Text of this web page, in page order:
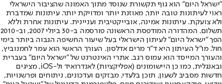
"ישראל היום" הוא גוף תקשורת שנוסד מתוך האמונה שהציבור הישראלי
ראוי לעיתונות טובה יותר, מאוזנת יותר ומדויקת יותר. עיתונות שמדברת
ולא צועקת. עיתונות אמינה, אובייקטיבית ועניינית. עיתונות אחרת וללא
תשלום. המהדורה המודפסת הראשונה פורסמה ב-30 ביולי 2007, וב-2010
הפך "ישראל היום" לעיתון הישראלי בעל שיעור החשיפה הגבוה ביותר בימי
חול. מו"ל העיתון היא ד"ר מרים אדלסון. העורך הראשי הוא עמר לחמנוביץ,
והעורך המייסד הוא עמוס רגב. אתרי האינטרנט של "ישראל היום" בעברית
ובאנגלית, כמו כן היישומונים (אפליקציות) לאנדרואיד ול-iOS, מציגים
חדשות מסביב לשעון, תוכן בלעדי, מבזקים ועדכונים, ניתוחים ופרשנויות,